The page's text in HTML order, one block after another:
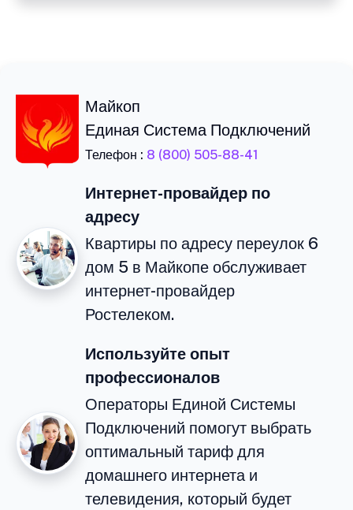
Майкоп
Единая Система Подключений
Телефон : 8 (800) 505-88-41
Интернет-провайдер по
адресу
Квартиры по адресу переулок 6
дом 5 в Майкопе обслуживает
интернет-провайдер
Ростелеком.
Используйте опыт
профессионалов
Операторы Единой Системы
Подключений помогут выбрать
оптимальный тариф для
домашнего интернета и
телевидения, который будет